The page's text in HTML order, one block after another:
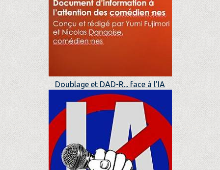
Doublage et DAD-R... face à l'IA